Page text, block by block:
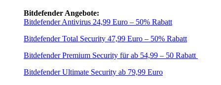
Bitdefender Angebote:
Bitdefender Antivirus 24,99 Euro – 50% Rabatt
Bitdefender Total Security 47,99 Euro – 50% Rabatt
Bitdefender Premium Security für ab 54,99 – 50 Rabatt
Bitdefender Ultimate Security ab 79,99 Euro